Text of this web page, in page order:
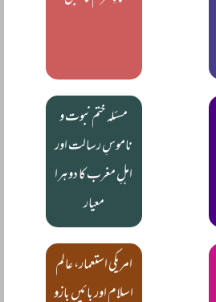
مسئلہ ختم نبوت و
ناموسِ رسالت اور
اہلِ مغرب کا دوہرا
معیار
امریکی استعمار، عالم
اسلام اور بائیں بازو